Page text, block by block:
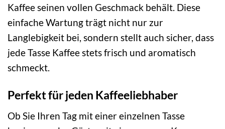
Kaffee seinen vollen Geschmack behält. Diese
einfache Wartung trägt nicht nur zur
Langlebigkeit bei, sondern stellt auch sicher, dass
jede Tasse Kaffee stets frisch und aromatisch
schmeckt.
Perfekt für jeden Kaffeeliebhaber
Ob Sie Ihren Tag mit einer einzelnen Tasse